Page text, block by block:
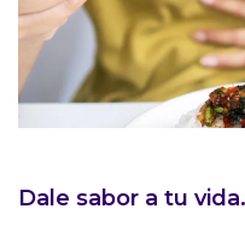
Dale sabor a tu vida.